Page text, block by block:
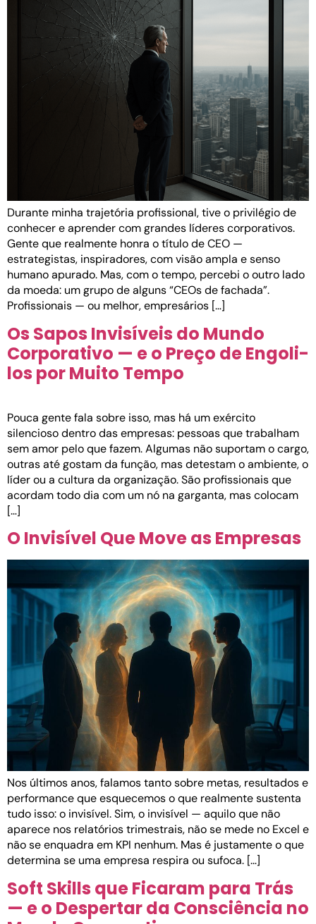
Durante minha trajetória profissional, tive o privilégio de
conhecer e aprender com grandes líderes corporativos.
Gente que realmente honra o título de CEO —
estrategistas, inspiradores, com visão ampla e senso
humano apurado. Mas, com o tempo, percebi o outro lado
da moeda: um grupo de alguns “CEOs de fachada”.
Profissionais — ou melhor, empresários […]
Os Sapos Invisíveis do Mundo
Corporativo — e o Preço de Engoli-
los por Muito Tempo
Pouca gente fala sobre isso, mas há um exército
silencioso dentro das empresas: pessoas que trabalham
sem amor pelo que fazem. Algumas não suportam o cargo,
outras até gostam da função, mas detestam o ambiente, o
líder ou a cultura da organização. São profissionais que
acordam todo dia com um nó na garganta, mas colocam
[…]
O Invisível Que Move as Empresas
Nos últimos anos, falamos tanto sobre metas, resultados e
performance que esquecemos o que realmente sustenta
tudo isso: o invisível. Sim, o invisível — aquilo que não
aparece nos relatórios trimestrais, não se mede no Excel e
não se enquadra em KPI nenhum. Mas é justamente o que
determina se uma empresa respira ou sufoca. […]
Soft Skills que Ficaram para Trás
— e o Despertar da Consciência no